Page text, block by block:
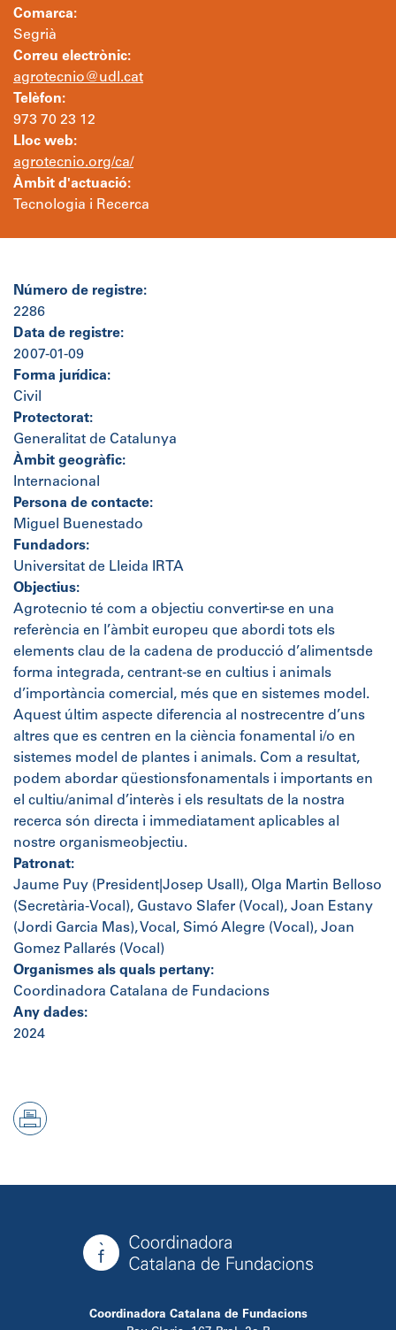
Comarca:
Segrià
Correu electrònic:
agrotecnio@udl.cat
Telèfon:
973 70 23 12
Lloc web:
agrotecnio.org/ca/
Àmbit d'actuació:
Tecnologia i Recerca
Número de registre:
2286
Data de registre:
2007-01-09
Forma jurídica:
Civil
Protectorat:
Generalitat de Catalunya
Àmbit geogràfic:
Internacional
Persona de contacte:
Miguel Buenestado
Fundadors:
Universitat de Lleida IRTA
Objectius:
Agrotecnio té com a objectiu convertir-se en una
referència en l’àmbit europeu que abordi tots els
elements clau de la cadena de producció d’alimentsde
forma integrada, centrant-se en cultius i animals
d’importància comercial, més que en sistemes model.
Aquest últim aspecte diferencia al nostrecentre d’uns
altres que es centren en la ciència fonamental i/o en
sistemes model de plantes i animals. Com a resultat,
podem abordar qüestionsfonamentals i importants en
el cultiu/animal d’interès i els resultats de la nostra
recerca són directa i immediatament aplicables al
nostre organismeobjectiu.
Patronat:
Jaume Puy (President|Josep Usall), Olga Martin Belloso
(Secretària-Vocal), Gustavo Slafer (Vocal), Joan Estany
(Jordi Garcia Mas), Vocal, Simó Alegre (Vocal), Joan
Gomez Pallarés (Vocal)
Organismes als quals pertany:
Coordinadora Catalana de Fundacions
Any dades:
2024
Coordinadora Catalana de Fundacions